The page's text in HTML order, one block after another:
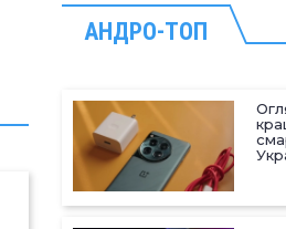
#Текстові
АНДРО-ТОП